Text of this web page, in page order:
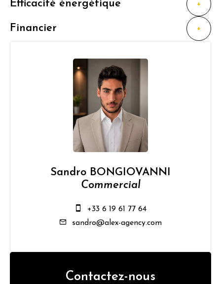
Efficacité énergétique +
Financier +
Sandro BONGIOVANNI
Commercial
+33 6 19 61 77 64
sandro@alex-agency.com
Contactez-nous